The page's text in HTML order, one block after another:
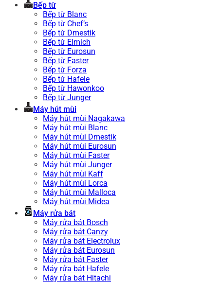
Bếp từ
Bếp từ Blanc
Bếp từ Chef’s
Bếp từ Dmestik
Bếp từ Elmich
Bếp từ Eurosun
Bếp từ Faster
Bếp từ Forza
Bếp từ Hafele
Bếp từ Hawonkoo
Bếp từ Junger
Máy hút mùi
Máy hút mùi Nagakawa
Máy hút mùi Blanc
Máy hút mùi Dmestik
Máy hút mùi Eurosun
Máy hút mùi Faster
Máy hút mùi Junger
Máy hút mùi Kaff
Máy hút mùi Lorca
Máy hút mùi Malloca
Máy hút mùi Midea
Máy rửa bát
Máy rửa bát Bosch
Máy rửa bát Canzy
Máy rửa bát Electrolux
Máy rửa bát Eurosun
Máy rửa bát Faster
Máy rửa bát Hafele
Máy rửa bát Hitachi